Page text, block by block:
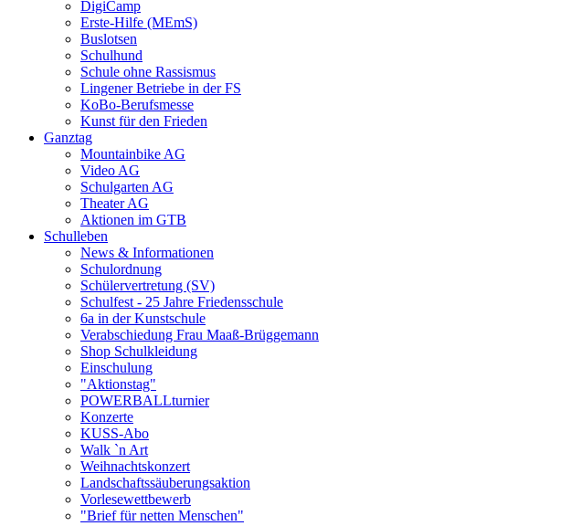
DigiCamp
Erste-Hilfe (MEmS)
Buslotsen
Schulhund
Schule ohne Rassismus
Lingener Betriebe in der FS
KoBo-Berufsmesse
Kunst für den Frieden
Ganztag
Mountainbike AG
Video AG
Schulgarten AG
Theater AG
Aktionen im GTB
Schulleben
News & Informationen
Schulordnung
Schülervertretung (SV)
Schulfest - 25 Jahre Friedensschule
6a in der Kunstschule
Verabschiedung Frau Maaß-Brüggemann
Shop Schulkleidung
Einschulung
"Aktionstag"
POWERBALLturnier
Konzerte
KUSS-Abo
Walk `n Art
Weihnachtskonzert
Landschaftssäuberungsaktion
Vorlesewettbewerb
"Brief für netten Menschen"